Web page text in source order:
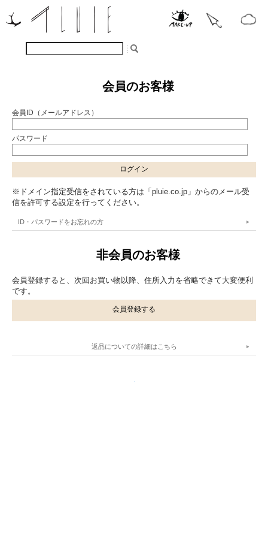
会員のお客様
会員ID（メールアドレス）
パスワード
※ドメイン指定受信をされている方は「pluie.co.jp」からのメール受
信を許可する設定を行ってください。
ID・パスワードをお忘れの方
非会員のお客様
会員登録すると、次回お買い物以降、住所入力を省略できて大変便利
です。
会員登録する
返品についての詳細はこちら